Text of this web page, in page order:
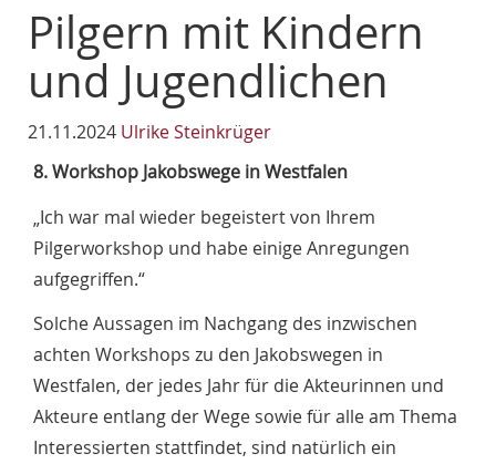
Pilgern mit Kindern
und Jugendlichen
21.11.2024 Ulrike Steinkrüger
8. Workshop Jakobswege in Westfalen
„Ich war mal wieder begeistert von Ihrem
Pilgerworkshop und habe einige Anregungen
aufgegriffen.“
Solche Aussagen im Nachgang des inzwischen
achten Workshops zu den Jakobswegen in
Westfalen, der jedes Jahr für die Akteurinnen und
Akteure entlang der Wege sowie für alle am Thema
Interessierten stattfindet, sind natürlich ein